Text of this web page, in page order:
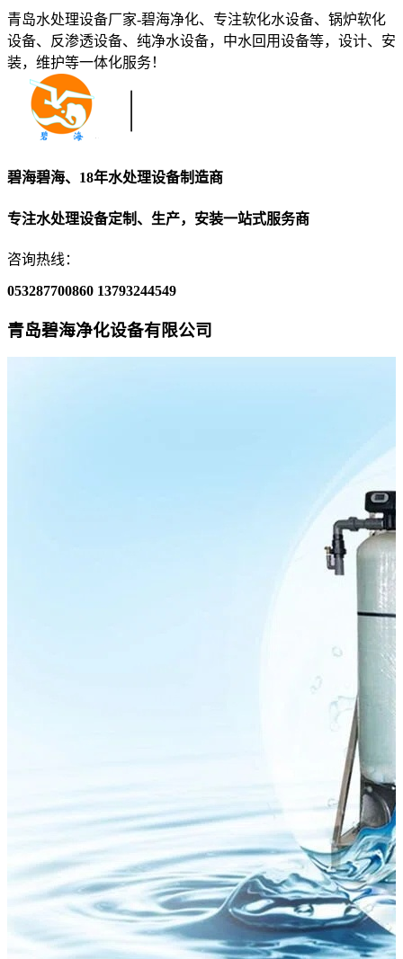
青岛水处理设备厂家-碧海净化、专注软化水设备、锅炉软化
设备、反渗透设备、纯净水设备，中水回用设备等，设计、安
装，维护等一体化服务！
碧海碧海、18年水处理设备制造商
专注水处理设备定制、生产，安装一站式服务商
咨询热线：
053287700860 13793244549
青岛碧海净化设备有限公司